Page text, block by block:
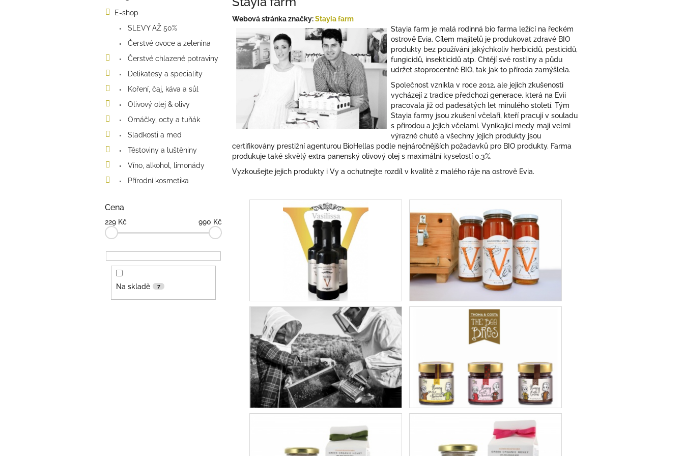
E-shop
SLEVY AŽ 50%
Čerstvé ovoce a zelenina
Čerstvé chlazené potraviny
Delikatesy a speciality
Koření, čaj, káva a sůl
Olivový olej & olivy
Omáčky, octy a tuňák
Sladkosti a med
Těstoviny a luštěniny
Víno, alkohol, limonády
Přírodní kosmetika
Cena
229 Kč 990 Kč
Na skladě 7
Webová stránka značky:Stayia farm
Stayia farm je malá rodinná bio farma ležící na řeckém
ostrově Evia. Cílem majitelů je produkovat zdravé BIO
produkty bez používání jakýchkoliv herbicidů, pesticidů,
fungicidů, insekticidů atp. Chtějí své rostliny a půdu
udržet stoprocentně BIO, tak jak to příroda zamýšlela.
Společnost vznikla v roce 2012, ale jejich zkušenosti
vycházejí z tradice předchozí generace, která na Evii
pracovala již od padesátých let minulého století. Tým
Stayia farmy jsou zkušení včelaři, kteří pracují v souladu
s přírodou a jejich včelami. Vynikající medy mají velmi
výrazné chutě a všechny jejich produkty jsou
certifikovány prestižní agenturou BioHellas podle nejnáročnějších požadavků pro BIO produkty. Farma
produkuje také skvělý extra panenský olivový olej s maximální kyselostí 0,3%.
Vyzkoušejte jejich produkty i Vy a ochutnejte rozdíl v kvalitě z malého ráje na ostrově Evia.